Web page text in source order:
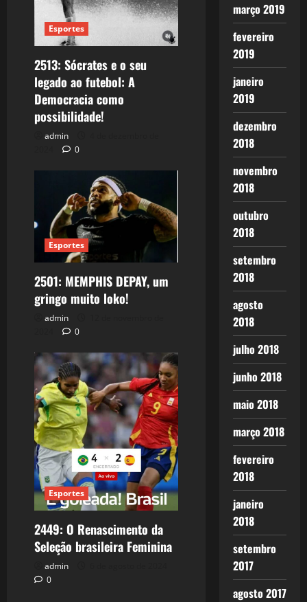
Esportes
2513: Sócrates e o seu
legado ao futebol: A
Democracia como
possibilidade!
admin
0
Esportes
2501: MEMPHIS DEPAY, um
gringo muito loko!
admin
0
Esportes
2449: O Renascimento da
Seleção brasileira Feminina
admin
0
março 2019
fevereiro
2019
janeiro
2019
dezembro
2018
novembro
2018
outubro
2018
setembro
2018
agosto
2018
julho 2018
junho 2018
maio 2018
março 2018
fevereiro
2018
janeiro
2018
setembro
2017
agosto 2017